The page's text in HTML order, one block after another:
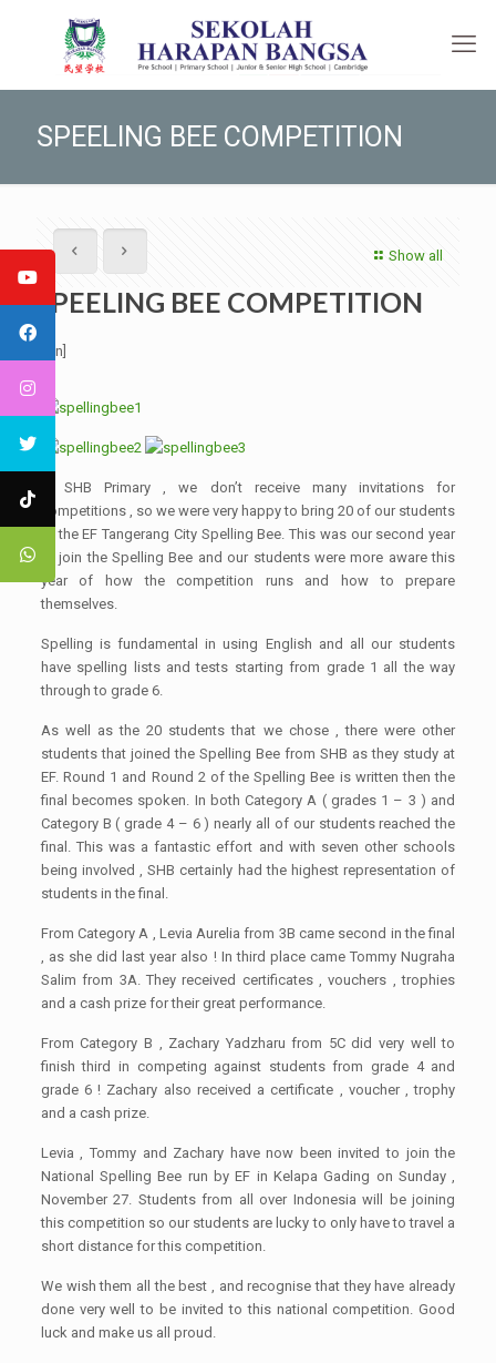
SPEELING BEE COMPETITION
Show all
SPEELING BEE COMPETITION
[:en]
In SHB Primary , we don’t receive many invitations for
competitions , so we were very happy to bring 20 of our students
to the EF Tangerang City Spelling Bee. This was our second year
to join the Spelling Bee and our students were more aware this
year of how the competition runs and how to prepare
themselves.
Spelling is fundamental in using English and all our students
have spelling lists and tests starting from grade 1 all the way
through to grade 6.
As well as the 20 students that we chose , there were other
students that joined the Spelling Bee from SHB as they study at
EF. Round 1 and Round 2 of the Spelling Bee is written then the
final becomes spoken. In both Category A ( grades 1 – 3 ) and
Category B ( grade 4 – 6 ) nearly all of our students reached the
final. This was a fantastic effort and with seven other schools
being involved , SHB certainly had the highest representation of
students in the final.
From Category A , Levia Aurelia from 3B came second in the final
, as she did last year also ! In third place came Tommy Nugraha
Salim from 3A. They received certificates , vouchers , trophies
and a cash prize for their great performance.
From Category B , Zachary Yadzharu from 5C did very well to
finish third in competing against students from grade 4 and
grade 6 ! Zachary also received a certificate , voucher , trophy
and a cash prize.
Levia , Tommy and Zachary have now been invited to join the
National Spelling Bee run by EF in Kelapa Gading on Sunday ,
November 27. Students from all over Indonesia will be joining
this competition so our students are lucky to only have to travel a
short distance for this competition.
We wish them all the best , and recognise that they have already
done very well to be invited to this national competition. Good
luck and make us all proud.